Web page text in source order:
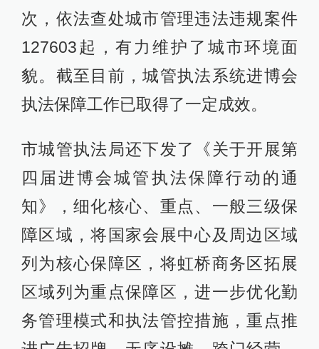
次，依法查处城市管理违法违规案件
127603起，有力维护了城市环境面
貌。截至目前，城管执法系统进博会
执法保障工作已取得了一定成效。
市城管执法局还下发了《关于开展第
四届进博会城管执法保障行动的通
知》，细化核心、重点、一般三级保
障区域，将国家会展中心及周边区域
列为核心保障区，将虹桥商务区拓展
区域列为重点保障区，进一步优化勤
务管理模式和执法管控措施，重点推